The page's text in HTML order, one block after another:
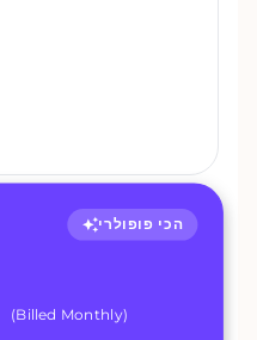
הכי פופולרי
(Billed Monthly)